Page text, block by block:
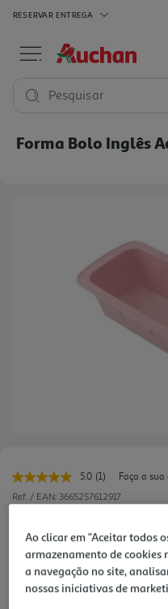
RESERVAR ENTREGA
Pesquisar
Forma Bolo Inglês
5.0 Leu
uma
avaliação.
para
a
mesma
página.
(1)
Faça a
Ref. / EAN: 3665257612917
5,99 €
Ao clicar em "Aceitar todos
armazenamento de
a navegação no site,
nossas iniciativas de